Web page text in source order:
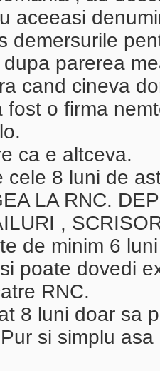
aceeasi
demersurile
parerea
cand cineva
fost o firma
ca e altceva.
cele 8 luni de
LA RNC.
,
de minim 6
poate dovedi
RNC.
8 luni doar sa
si simplu